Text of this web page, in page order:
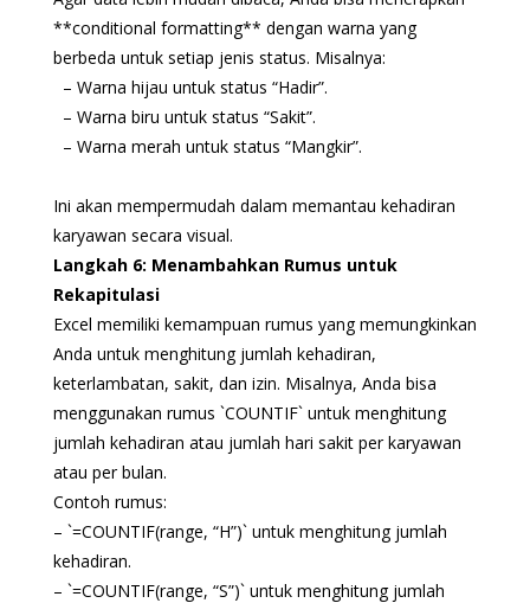
**conditional formatting** dengan warna yang
berbeda untuk setiap jenis status. Misalnya:
– Warna hijau untuk status “Hadir”.
– Warna biru untuk status “Sakit”.
– Warna merah untuk status “Mangkir”.
Ini akan mempermudah dalam memantau kehadiran
karyawan secara visual.
Langkah 6: Menambahkan Rumus untuk
Rekapitulasi
Excel memiliki kemampuan rumus yang memungkinkan
Anda untuk menghitung jumlah kehadiran,
keterlambatan, sakit, dan izin. Misalnya, Anda bisa
menggunakan rumus `COUNTIF` untuk menghitung
jumlah kehadiran atau jumlah hari sakit per karyawan
atau per bulan.
Contoh rumus:
– `=COUNTIF(range, “H”)` untuk menghitung jumlah
kehadiran.
– `=COUNTIF(range, “S”)` untuk menghitung jumlah